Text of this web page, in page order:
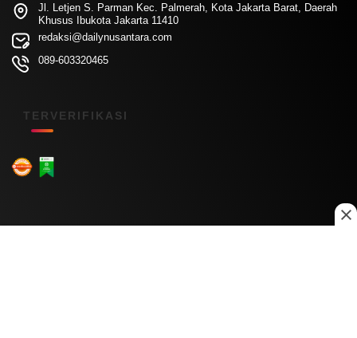
Jl. Letjen S. Parman Kec. Palmerah, Kota Jakarta Barat, Daerah
Khusus Ibukota Jakarta 11410
redaksi@dailynusantara.com
089-603320465
TERVERIFIKASI